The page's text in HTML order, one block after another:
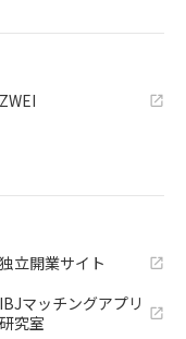
ZWEI
独立開業サイト
IBJマッチングアプリ
研究室